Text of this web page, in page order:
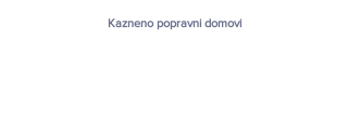
Kazneno popravni domovi